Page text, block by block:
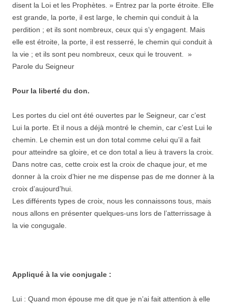
disent la Loi et les Prophètes. » Entrez par la porte étroite. Elle
est grande, la porte, il est large, le chemin qui conduit à la
perdition ; et ils sont nombreux, ceux qui s’y engagent. Mais
elle est étroite, la porte, il est resserré, le chemin qui conduit à
la vie ; et ils sont peu nombreux, ceux qui le trouvent. »
Parole du Seigneur
Pour la liberté du don.
Les portes du ciel ont été ouvertes par le Seigneur, car c’est
Lui la porte. Et il nous a déjà montré le chemin, car c’est Lui le
chemin. Le chemin est un don total comme celui qu’il a fait
pour atteindre sa gloire, et ce don total a lieu à travers la croix.
Dans notre cas, cette croix est la croix de chaque jour, et me
donner à la croix d’hier ne me dispense pas de me donner à la
croix d’aujourd’hui.
Les différents types de croix, nous les connaissons tous, mais
nous allons en présenter quelques-uns lors de l’atterrissage à
la vie congugale.
Appliqué à la vie conjugale :
Lui : Quand mon épouse me dit que je n’ai fait attention à elle